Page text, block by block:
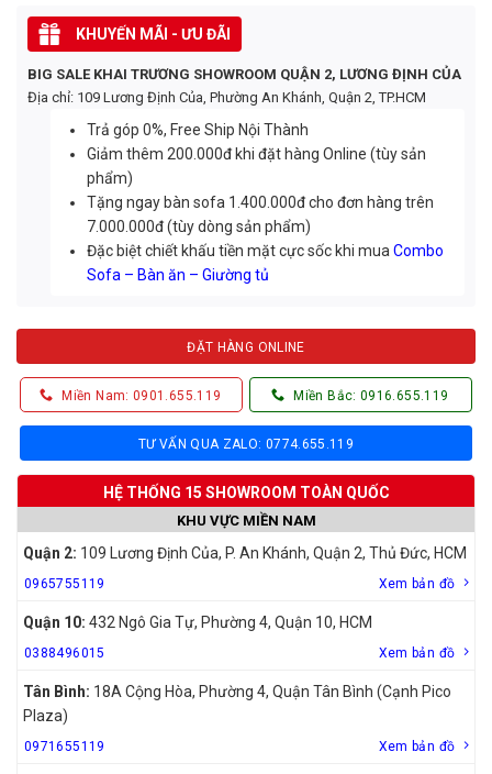
KHUYẾN MÃI - ƯU ĐÃI
BIG SALE KHAI TRƯƠNG SHOWROOM QUẬN 2, LƯƠNG ĐỊNH CỦA
Địa chỉ: 109 Lương Định Của, Phường An Khánh, Quận 2, TP.HCM
Trả góp 0%, Free Ship Nội Thành
Giảm thêm 200.000đ khi đặt hàng Online (tùy sản
phẩm)
Tặng ngay bàn sofa 1.400.000đ cho đơn hàng trên
7.000.000đ (tùy dòng sản phẩm)
Đặc biệt chiết khấu tiền mặt cực sốc khi muaCombo
Sofa – Bàn ăn – Giường tủ
ĐẶT HÀNG ONLINE
Miền Nam: 0901.655.119 Miền Bắc: 0916.655.119
TƯ VẤN QUA ZALO: 0774.655.119
HỆ THỐNG 15 SHOWROOM TOÀN QUỐC
KHU VỰC MIỀN NAM
Quận 2: 109 Lương Định Của, P. An Khánh, Quận 2, Thủ Đức, HCM
0965755119 Xem bản đồ
Quận 10: 432 Ngô Gia Tự, Phường 4, Quận 10, HCM
0388496015 Xem bản đồ
Tân Bình: 18A Cộng Hòa, Phường 4, Quận Tân Bình (Cạnh Pico
Plaza)
0971655119 Xem bản đồ